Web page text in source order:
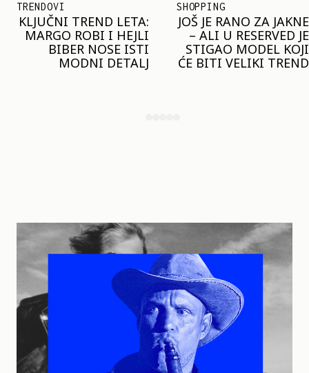
TRENDOVI
KLJUČNI TREND LETA:
MARGO ROBI I HEJLI
BIBER NOSE ISTI
MODNI DETALJ
SHOPPING
JOŠ JE RANO ZA JAKNE
– ALI U RESERVED JE
STIGAO MODEL KOJI
ĆE BITI VELIKI TREND